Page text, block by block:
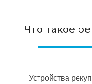
Что такое
Устройства